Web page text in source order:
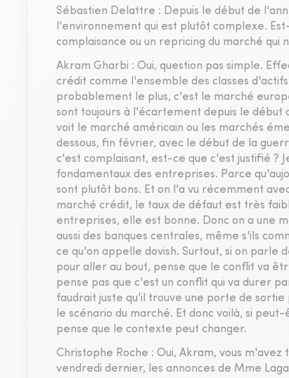
Sébastien Delattre : Depuis le début de
l'environnement qui est plutôt complexe.
complaisance ou un repricing du marché qui
Akram Gharbi : Oui, question pas simple.
crédit comme l'ensemble des classes
probablement le plus, c'est le marché
sont toujours à l'écartement depuis le début
voit le marché américain ou les marchés
dessous, fin février, avec le début de la
c'est complaisant, est-ce que c'est justifié ?
fondamentaux des entreprises. Parce
sont plutôt bons. Et on l'a vu récemment
marché crédit, le taux de défaut est très
entreprises, elle est bonne. Donc on a une
aussi des banques centrales, même s'ils
ce qu'on appelle dovish. Surtout, si on parle
pour aller au bout, pense que le conflit va
pense pas que c'est un conflit qui va durer
faudrait juste qu'il trouve une porte de sortie
le scénario du marché. Et donc voilà, si
pense que le contexte peut changer.
Christophe Roche : Oui, Akram, vous
vendredi dernier, les annonces de Mme